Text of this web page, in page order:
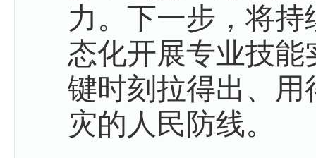
力。下一步，将持
态化开展专业技
键时刻拉得出、
灾的人民防线。